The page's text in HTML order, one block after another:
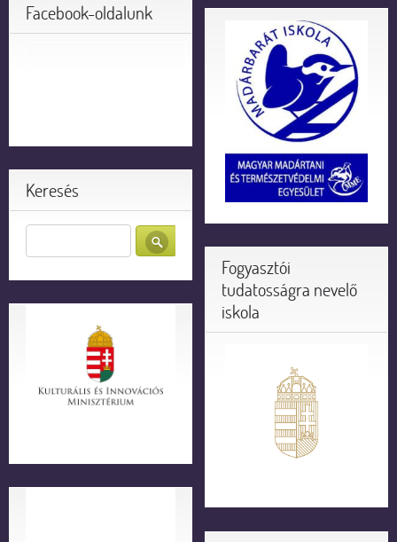
Facebook-oldalunk
Keresés
Fogyasztói
tudatosságra nevelő
iskola